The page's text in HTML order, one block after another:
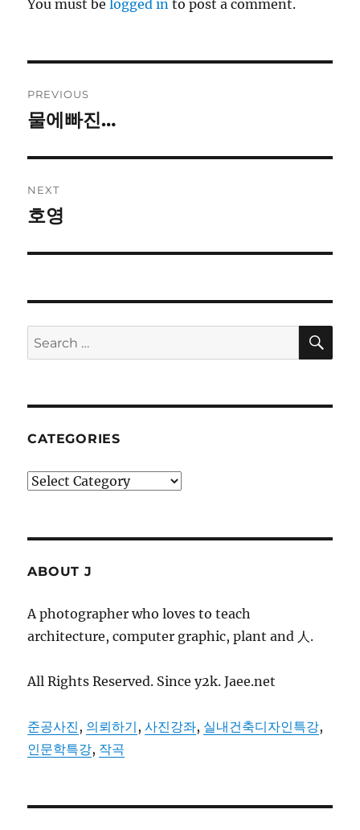
You must belogged in to post a comment.
navigation
PREVIOUS
Previous
물에빠진…
NEXT
Next
호영
Search
for:
CATEGORIES
Categories
ABOUT J
A photographer who loves to teach
architecture, computer graphic, plant and 人.
All Rights Reserved. Since y2k. Jaee.net
준공사진 , 의뢰하기 ,사진강좌, 실내건축디자인특강,
인문학특강, 작곡